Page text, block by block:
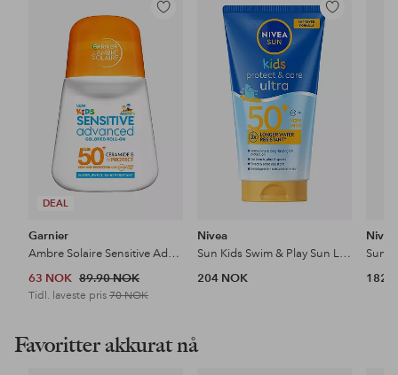
DEAL
Legg
Garnier
Ambre Solaire Sensitive Advanced Kids Roll-On SPF50+ 18 G
63 NOK 89.90 NOK
Tidl. laveste pris 70 NOK
Legg
til
favoritter
Nivea
Sun Kids Swim & Play Sun Lotion Spf 50+ 150Ml
204 NOK
Nivea
182
Favoritter akkurat nå